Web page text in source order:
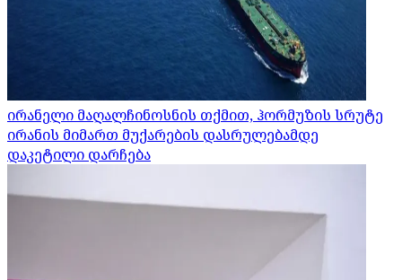
ირანელი მაღალჩინოსნის თქმით, ჰორმუზის სრუტე
ირანის მიმართ მუქარების დასრულებამდე
დაკეტილი დარჩება